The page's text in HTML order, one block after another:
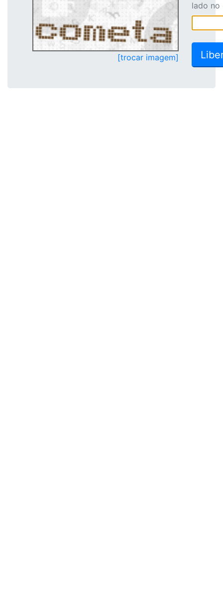
[trocar imagem]
lado no